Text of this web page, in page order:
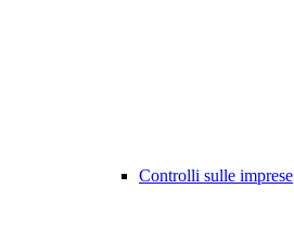
Controlli sulle imprese